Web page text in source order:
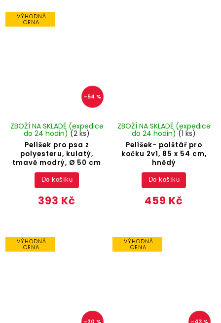
VÝHODNÁ
CENA
–54 %
Pelíšek pro psa z
polyesteru, kulatý,
tmavě modrý, Ø 50 cm
ZBOŽÍ NA SKLADĚ (expedice
do 24 hodin) (2 ks)
393 Kč
Do košíku
Pelíšek- polštář pro
kočku 2v1, 85 x 54 cm,
hnědý
ZBOŽÍ NA SKLADĚ (expedice
do 24 hodin)(1 ks)
459 Kč
Do košíku
VÝHODNÁ
CENA
VÝHODNÁ
CENA